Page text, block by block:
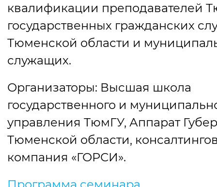
квалификации преподавателей
государственных гражданских
Тюменской области и
служащих.
Организаторы: Высшая школа
государственного и
управления ТюмГУ, Аппарат
Тюменской области,
компания «ГОРСИ».
Программа семинара